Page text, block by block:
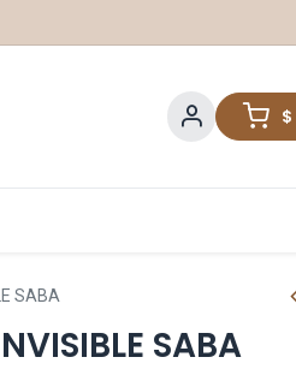
$
SABA
SABA